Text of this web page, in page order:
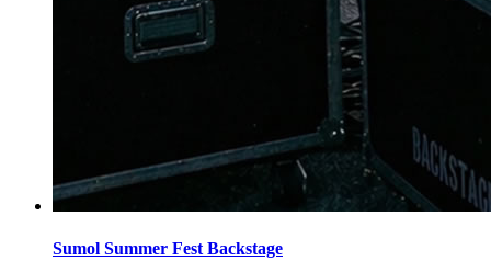
Sumol Summer Fest Backstage